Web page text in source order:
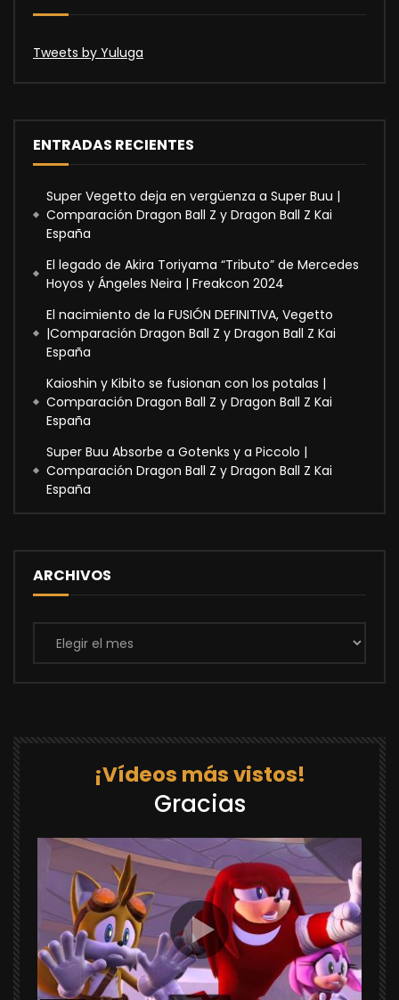
Tweets by Yuluga
ENTRADAS RECIENTES
Super Vegetto deja en vergüenza a Super Buu |
Comparación Dragon Ball Z y Dragon Ball Z Kai
España
El legado de Akira Toriyama “Tributo” de Mercedes
Hoyos y Ángeles Neira | Freakcon 2024
El nacimiento de la FUSIÓN DEFINITIVA, Vegetto
|Comparación Dragon Ball Z y Dragon Ball Z Kai
España
Kaioshin y Kibito se fusionan con los potalas |
Comparación Dragon Ball Z y Dragon Ball Z Kai
España
Super Buu Absorbe a Gotenks y a Piccolo |
Comparación Dragon Ball Z y Dragon Ball Z Kai
España
ARCHIVOS
Archivos
¡Vídeos más vistos!
Gracias